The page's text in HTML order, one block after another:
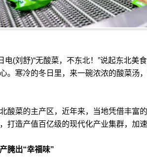
刘舒)“无酸菜，不东北！”说起东北美
。寒冷的冬日里，来一碗浓浓的酸菜汤
菜的主产区，近年来，当地凭借丰富的
打造产值百亿级的现代化产业集群，加速
腌出“幸福味”